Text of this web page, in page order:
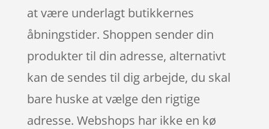
at være underlagt butikkernes
åbningstider. Shoppen sender din
produkter til din adresse, alternativt
kan de sendes til dig arbejde, du skal
bare huske at vælge den rigtige
adresse. Webshops har ikke en kø